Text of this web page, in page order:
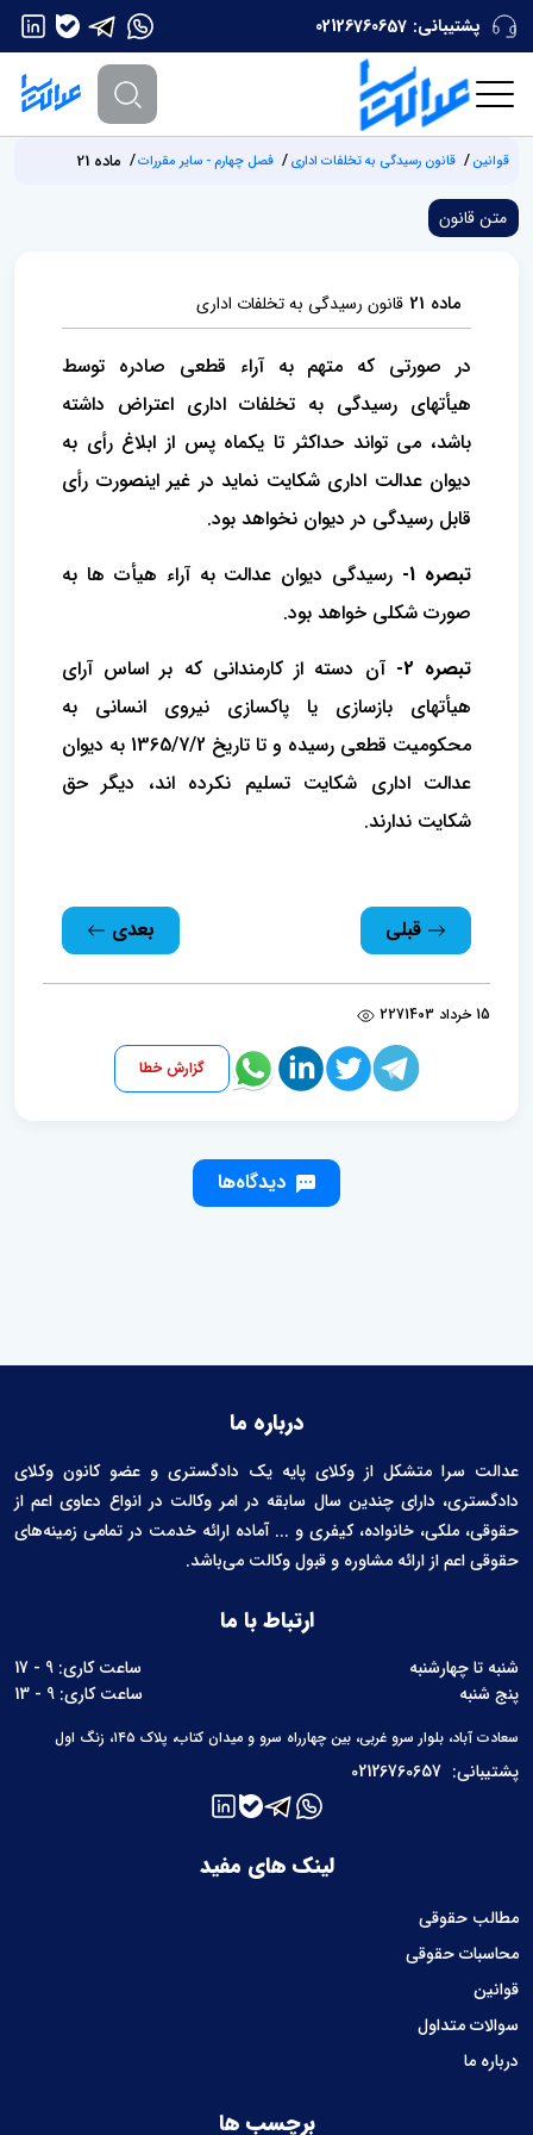
پشتیبانی: 02126760657
قوانین قانون رسیدگی به تخلفات اداری فصل چهارم - سایر مقررات ماده 21
متن قانون
ماده 21 قانون رسیدگی به تخلفات اداری
در صورتی که متهم به آراء قطعی صادره توسط
هیأتهای رسیدگی به تخلفات اداری اعتراض داشته
باشد، می تواند حداکثر تا یکماه پس‌ از ابلاغ رأی به
دیوان عدالت اداری شکایت نماید در غیر اینصورت رأی
قابل رسیدگی در دیوان نخواهد بود.
تبصره 1-
رسیدگی دیوان عدالت به آراء هیأت ها به
صورت شکلی خواهد بود.
تبصره 2-
آن دسته از کارمندانی که بر اساس آرای
هیأتهای بازسازی یا پاکسازی نیروی انسانی به
محکومیت قطعی رسیده و تا تاریخ 1365/7/2 به ‌دیوان
عدالت اداری شکایت تسلیم نکرده اند، دیگر حق
شکایت ندارند.
قبلی بعدی
15 خرداد 1403 227
گزارش خطا
دیدگاه‌ها
درباره ما
عدالت سرا متشکل از وکلای پایه یک دادگستری و عضو کانون وکلای
دادگستری، دارای چندین سال سابقه در امر وکالت در انواع دعاوی اعم از
حقوقی، ملکی، خانواده، کیفری و ... آماده ارائه خدمت در تمامی زمینه‌های
حقوقی اعم از ارائه مشاوره و قبول وکالت می‌باشد.
لینک های مفید
مطالب حقوقی
محاسبات حقوقی
قوانین
سوالات متداول
درباره ما
برچسب ها
ارتباط با ما
شنبه تا چهارشنبه
ساعت کاری: 9 - 17
پنج شنبه
ساعت کاری: 9 - 13
سعادت آباد، بلوار سرو غربی، بین چهارراه سرو و میدان کتاب، پلاک ۱۴۵، زنگ اول
پشتیبانی: 02126760657